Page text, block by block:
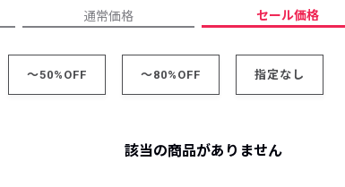
人気記事ランキング
ウィークリーコーデ
プライバシーポリシー
通常価格 セール価格
～50%OFF ～80%OFF 指定なし
該当の商品がありません